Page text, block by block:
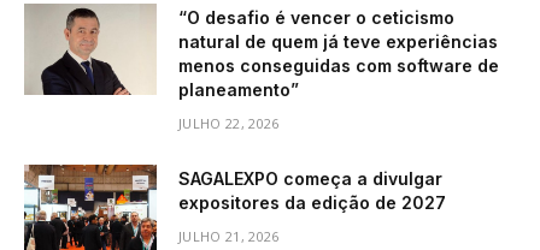
“O desafio é vencer o ceticismo
natural de quem já teve experiências
menos conseguidas com software de
planeamento”
JULHO 22, 2026
SAGALEXPO começa a divulgar
expositores da edição de 2027
JULHO 21, 2026